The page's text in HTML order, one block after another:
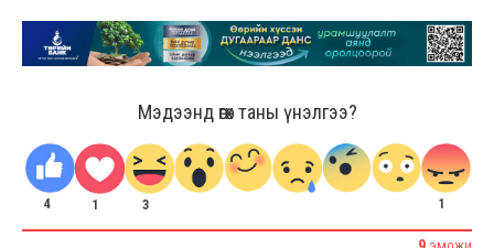
Мэдээнд өгөх таны үнэлгээ?
4 1 3 1